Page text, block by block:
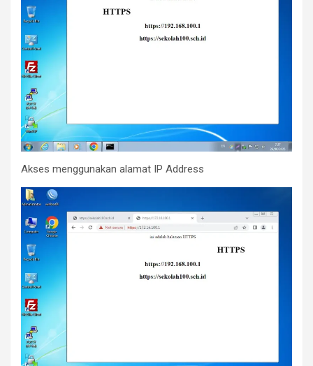
Akses menggunakan alamat IP Address